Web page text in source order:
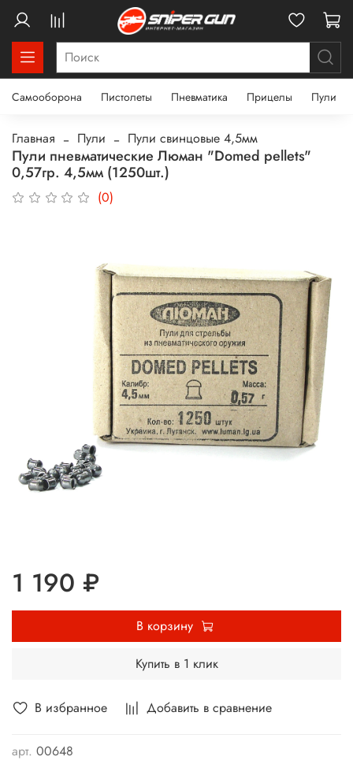
Самооборона Пистолеты Пневматика Прицелы Пули
Главная Пули Пули свинцовые 4,5мм
Пули пневматические Люман "Domed pellets"
0,57гр. 4,5мм (1250шт.)
(0)
В избранное Добавить в сравнение
арт. 00648
1 190 ₽
В корзину
Купить в 1 клик